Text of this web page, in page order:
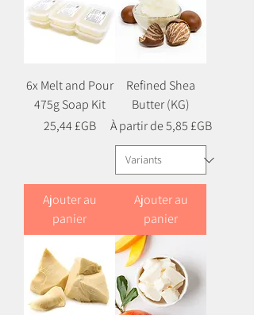
6x Melt and Pour
475g Soap Kit
Prix
25,44 £GB
Ajouter au
panier
Refined Shea
Butter (KG)
À partir de5,85 £GB
Prix promotionnel
Ajouter au
panier